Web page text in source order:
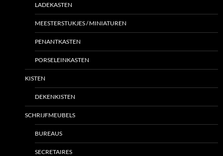
LADEKASTEN
MEESTERSTUKJES / MINIATUREN
PENANTKASTEN
PORSELEINKASTEN
KISTEN
DEKENKISTEN
SCHRIJFMEUBELS
BUREAUS
SECRETAIRES